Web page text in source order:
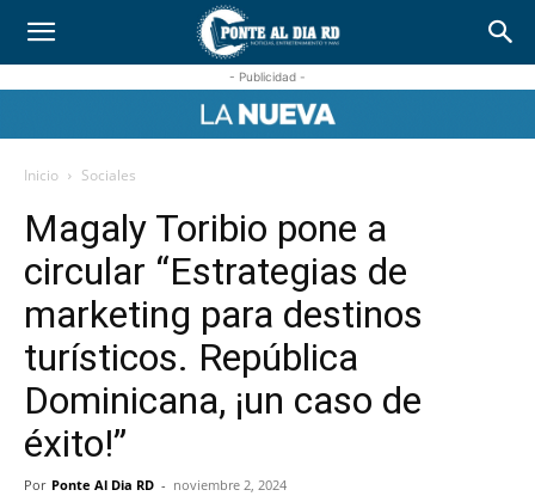
- Publicidad -
Inicio Sociales
Magaly Toribio pone a
circular “Estrategias de
marketing para destinos
turísticos. República
Dominicana, ¡un caso de
éxito!”
Por Ponte Al Dia RD - noviembre 2, 2024